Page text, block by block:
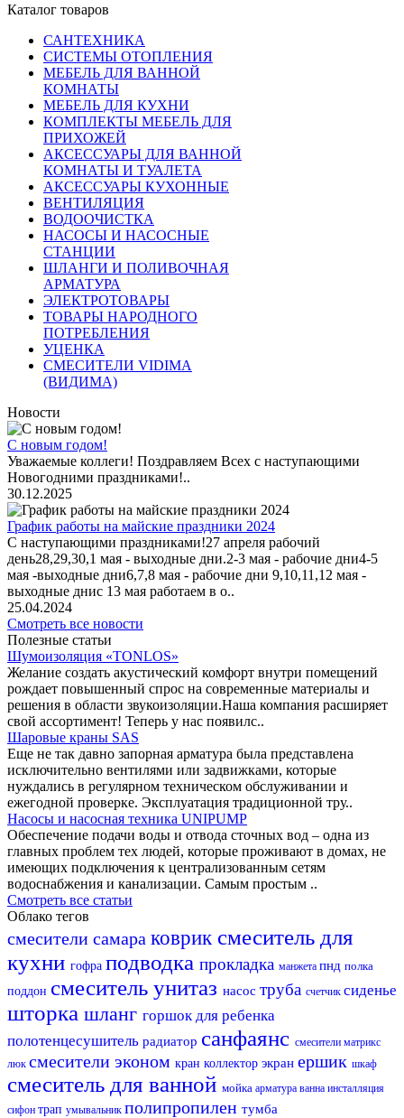
Каталог товаров
САНТЕХНИКА
СИСТЕМЫ ОТОПЛЕНИЯ
МЕБЕЛЬ ДЛЯ ВАННОЙ
КОМНАТЫ
МЕБЕЛЬ ДЛЯ КУХНИ
КОМПЛЕКТЫ МЕБЕЛЬ ДЛЯ
ПРИХОЖЕЙ
АКСЕССУАРЫ ДЛЯ ВАННОЙ
КОМНАТЫ И ТУАЛЕТА
АКСЕССУАРЫ КУХОННЫЕ
ВЕНТИЛЯЦИЯ
ВОДООЧИСТКА
НАСОСЫ И НАСОСНЫЕ
СТАНЦИИ
ШЛАНГИ И ПОЛИВОЧНАЯ
АРМАТУРА
ЭЛЕКТРОТОВАРЫ
ТОВАРЫ НАРОДНОГО
ПОТРЕБЛЕНИЯ
УЦЕНКА
СМЕСИТЕЛИ VIDIMA
(ВИДИМА)
Новости
С новым годом!
Уважаемые коллеги! Поздравляем Всех с наступающими
Новогодними праздниками!..
30.12.2025
График работы на майские праздники 2024
С наступающими праздниками!27 апреля рабочий
день28,29,30,1 мая - выходные дни.2-3 мая - рабочие дни4-5
мая -выходные дни6,7,8 мая - рабочие дни 9,10,11,12 мая -
выходные днис 13 мая работаем в о..
25.04.2024
Смотреть все новости
Полезные статьи
Шумоизоляция «TONLOS»
Желание создать акустический комфорт внутри помещений
рождает повышенный спрос на современные материалы и
решения в области звукоизоляции.Наша компания расширяет
свой ассортимент! Теперь у нас появилс..
Шаровые краны SAS
Еще не так давно запорная арматура была представлена
исключительно вентилями или задвижками, которые
нуждались в регулярном техническом обслуживании и
ежегодной проверке. Эксплуатация традиционной тру..
Насосы и насосная техника UNIPUMP
Обеспечение подачи воды и отвода сточных вод – одна из
главных проблем тех людей, которые проживают в домах, не
имеющих подключения к централизованным сетям
водоснабжения и канализации. Самым простым ..
Смотреть все статьи
Облако тегов
смесители самара коврик смеситель для
кухни гофра подводка прокладка манжета пнд полка
поддон смеситель унитаз насос труба счетчик сиденье
шторка шланг горшок для ребенка
полотенцесушитель радиатор санфаянс смесители матрикс
люк смесители эконом кран коллектор экран ершик шкаф
смеситель для ванной мойка арматура ванна инсталляция
сифон трап умывальник полипропилен тумба